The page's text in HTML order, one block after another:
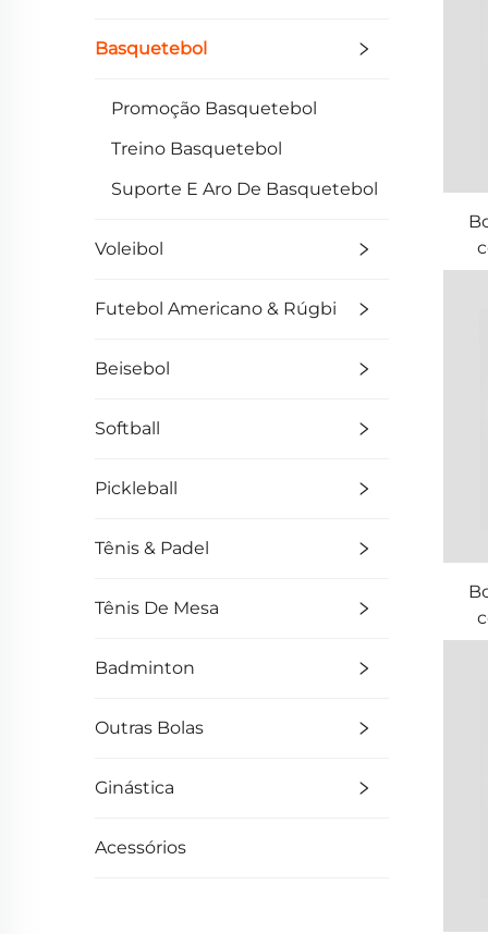
Basquetebol
Promoção Basquetebol
Treino Basquetebol
Suporte E Aro De Basquetebol
Voleibol
Futebol Americano & Rúgbi
Beisebol
Softball
Pickleball
Tênis & Padel
Tênis De Mesa
Badminton
Outras Bolas
Ginástica
Acessórios